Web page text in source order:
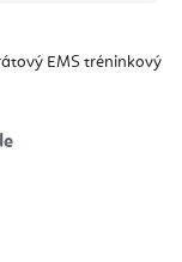
EMS tréninkový